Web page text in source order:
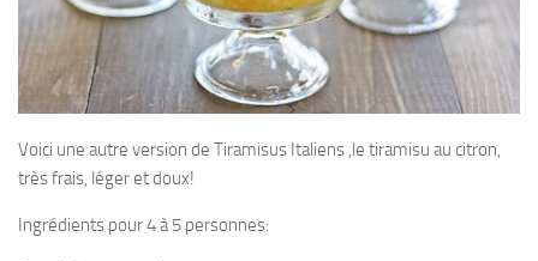
Voici une autre version de Tiramisus Italiens ,le tiramisu au citron,
très frais, léger et doux!
Ingrédients pour 4 à 5 personnes: